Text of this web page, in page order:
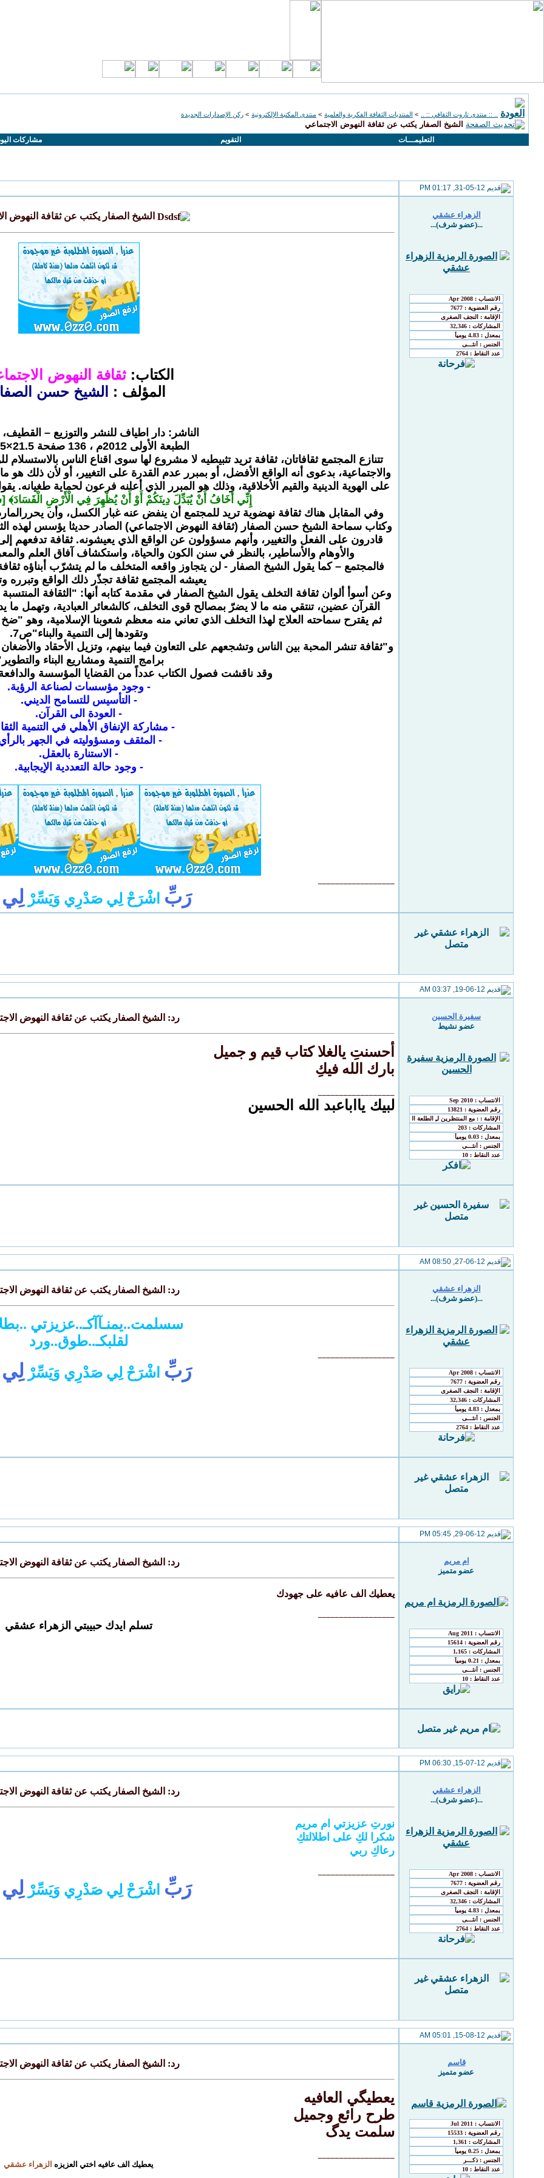
.. :: منتدى تاروت الثقافي :: .. > المنتديات الثقافة الفكرية والعلمية > منتدى المكتبة الإلكترونية > ركن الإصدارات الجديدة
الشيخ الصفار يكتب عن ثقافة النهوض الاجتماعي
التعليمـــات التقويم مشاركات
الزهراء عشقي
...(عضو شرف)...
الشيخ الصفار يكتب عن ثقافة النهوض
الكتاب:ثقافة النهوض
المؤلف :
الشيخ حسن
الناشر: دار اطياف للنشر والتوزيع –
الطبعة الأولى 2012م ، 136 صفحة 21.5×14.5سم
تتنازع المجتمع ثقافاتان، ثقافة تريد تثبيطيه لا مشروع لها سوى اقناع الناس بالاستسلام
والاجتماعية، بدعوى أنه الواقع الأفضل، أو بمبرر عدم القدرة على التغيير، أو لأن ذلك هو
على الهوية الدينية والقيم الأخلاقية، وذلك هو المبرر الذي أعلنه فرعون لحماية طغيانه.
إِنِّي أَخَافُ أَنْ يُبَدِّلَ دِينَكُمْ أَوْ أَنْ يُظْهِرَ فِي الْأَرْضِ الْفَسَادَ﴾
وفي المقابل هناك ثقافة نهضوية تريد للمجتمع أن ينفض عنه غبار الكسل، وأن
وكتاب سماحة الشيخ حسن الصفار (ثقافة النهوض الاجتماعي) الصادر حديثا يؤسس لهذه
قادرون على الفعل والتغيير، وأنهم مسؤولون عن الواقع الذي يعيشونه. ثقافة تدفعهم
والأوهام والأساطير، بالنظر في سنن الكون والحياة، واستكشاف آفاق العلم
فالمجتمع – كما يقول الشيخ الصفار - لن يتجاوز واقعه المتخلف ما لم يتشرّب أبناؤه
يعيشه المجتمع ثقافة تجذّر ذلك الواقع وتبرره
وعن أسوأ ألوان ثقافة التخلف يقول الشيخ الصفار في مقدمة كتابه أنها: "الثقافة
القرآن عضين، تنتقي منه ما لا يضرّ بمصالح قوى التخلف، كالشعائر العبادية، وتهمل
ثم يقترح سماحته العلاج لهذا التخلف الذي تعاني منه معظم شعوبنا الإسلامية، وهو
وتقودها إلى التنمية والبناء"ص7.
و"ثقافة تنشر المحبة بين الناس وتشجعهم على التعاون فيما بينهم، وتزيل الأحقاد
برامج التنمية ومشاريع البناء
وقد ناقشت فصول الكتاب عدداً من القضايا المؤسسة والدافعة
- وجود مؤسسات لصناعة الرؤية.
- التأسيس للتسامح الديني.
- العودة الى القرآن.
- مشاركة الإنفاق الأهلي في التنمية
- المثقف ومسؤوليته في الجهر
- الاستنارة بالعقل.
- وجود حالة التعددية الإيجابية.
رَبِّ اشْرَحْ لِي صَدْرِي وَيَسِّرْ لِي
سفيرة الحسين
عضو نشيط
رد: الشيخ الصفار يكتب عن ثقافة النهوض
أحسنتِ يالغلا كتاب قيم و جميل
بارك الله فيكِ
لبيك يااباعبد الله الحسين
الزهراء عشقي
...(عضو شرف)...
رد: الشيخ الصفار يكتب عن ثقافة النهوض
سسلمت..يمنـآآكـ..عزيزتي
لقلبكـ..طوق..ورد
رَبِّ اشْرَحْ لِي صَدْرِي وَيَسِّرْ لِي
ام مريم
عضو متميز
رد: الشيخ الصفار يكتب عن ثقافة النهوض
يعطيك الف عافيه على جهودك
تسلم ايدك حبيبتي الزهراء عشقي
الزهراء عشقي
...(عضو شرف)...
رد: الشيخ الصفار يكتب عن ثقافة النهوض
نورتِ عزيزتي ام مريم
شكرا لكِ على اطلالتكِ
رعاكِ ربي
رَبِّ اشْرَحْ لِي صَدْرِي وَيَسِّرْ لِي
قاسم
عضو متميز
رد: الشيخ الصفار يكتب عن ثقافة النهوض
يعطيگي العافيه
طرح رائع وجميل
سلمت يدگ
يعطيك الف عافيه اختي العزيزه الزهراء عشقي